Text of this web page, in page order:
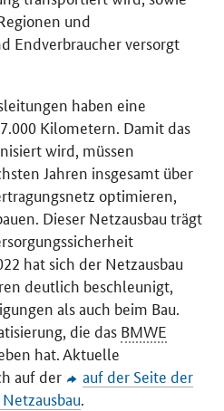
und
Endverbraucher versorgt
haben eine
Kilometern. Damit das
wird, müssen
Jahren insgesamt über
optimieren,
Dieser Netzausbau trägt
hat sich der Netzausbau
deutlich beschleunigt,
als auch beim Bau.
die das BMWE
hat. Aktuelle
auf der
auf der Seite der
.